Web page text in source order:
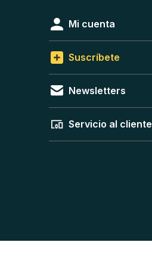
Mi cuenta
Suscríbete
Newsletters
Servicio al cliente